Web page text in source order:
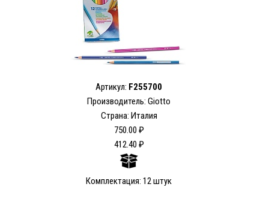
Артикул: F255700
Производитель: Giotto
Страна: Италия
750.00 ₽
412.40 ₽
Комплектация: 12 штук